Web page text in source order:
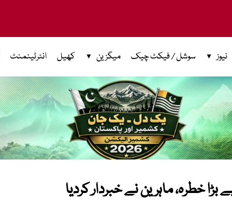
نیوز سوشل / فیکٹ چیک میگزین کھیل انٹرٹینمنٹ
خطرہ، ماہرین نے خبردار کردیا